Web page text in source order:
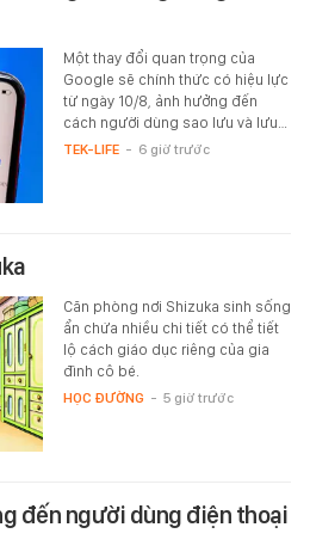
Một thay đổi quan trọng của
Google sẽ chính thức có hiệu lực
từ ngày 10/8, ảnh hưởng đến
cách người dùng sao lưu và lưu…
TEK-LIFE - 6 giờ trước
Căn phòng nơi Shizuka sinh sống
ẩn chứa nhiều chi tiết có thể tiết
lộ cách giáo dục riêng của gia
đình cô bé.
HỌC ĐƯỜNG - 5 giờ trước
đến người dùng điện thoại